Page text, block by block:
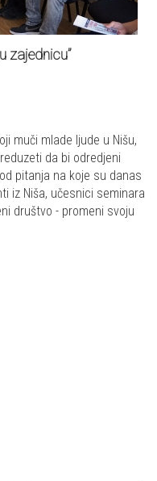
zajednicu”
muči mlade ljude u Nišu,
da bi odredjeni
pitanja na koje su danas
iz Niša, učesnici seminara
društvo - promeni svoju